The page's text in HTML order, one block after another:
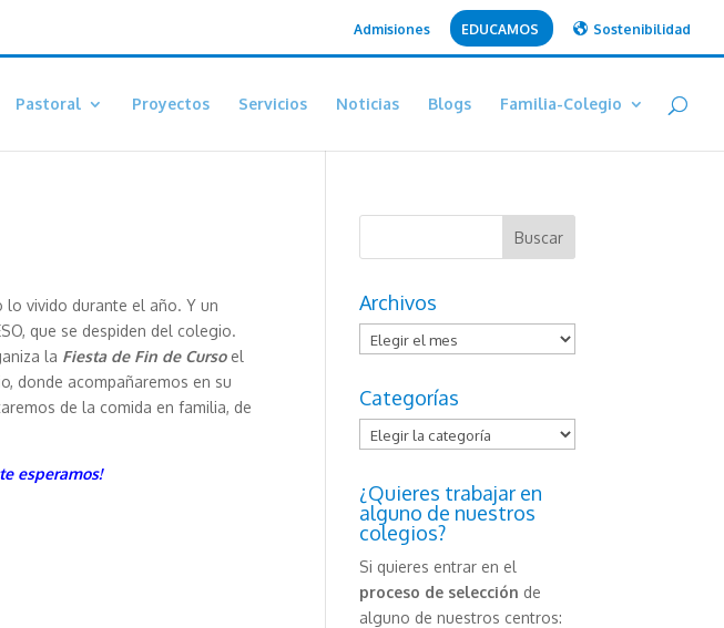
Admisiones EDUCAMOS Sostenibilidad
Pastoral Proyectos Servicios Noticias Blogs Familia-Colegio
lo vivido durante el año. Y un
que se despiden del colegio.
la Fiesta de Fin de Cursoel
donde acompañaremos en su
de la comida en familia, de
esperamos!
Archivos
Archivos
Categorías
Categorías
¿Quieres trabajar en
alguno de nuestros
colegios?
Si quieres entrar en el
proceso de selección de
alguno de nuestros centros: